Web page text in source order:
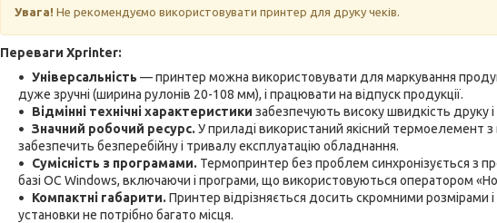
Увага! Не рекомендуємо використовувати принтер для друку чеків.
Переваги Xprinter:
Універсальність — принтер можна використовувати для маркування
дуже зручні (ширина рулонів 20-108 мм), і працювати на відпуск продукції.
Відмінні технічні характеристики забезпечують високу швидкість друку і
Значний робочий ресурс. У приладі використаний якісний термоелемент з
забезпечить безперебійну і тривалу експлуатацію обладнання.
Сумісність з програмами. Термопринтер без проблем синхронізується з
базі ОС Windows, включаючи і програми, що використовуються оператором
Компактні габарити. Принтер відрізняється досить скромними розмірами
установки не потрібно багато місця.